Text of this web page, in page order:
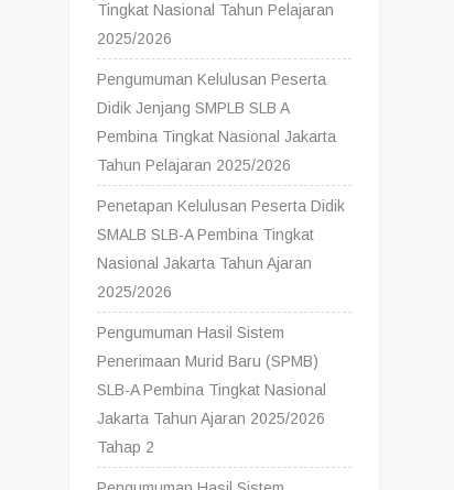
Tingkat Nasional Tahun Pelajaran
2025/2026
Pengumuman Kelulusan Peserta
Didik Jenjang SMPLB SLB A
Pembina Tingkat Nasional Jakarta
Tahun Pelajaran 2025/2026
Penetapan Kelulusan Peserta Didik
SMALB SLB-A Pembina Tingkat
Nasional Jakarta Tahun Ajaran
2025/2026
Pengumuman Hasil Sistem
Penerimaan Murid Baru (SPMB)
SLB-A Pembina Tingkat Nasional
Jakarta Tahun Ajaran 2025/2026
Tahap 2